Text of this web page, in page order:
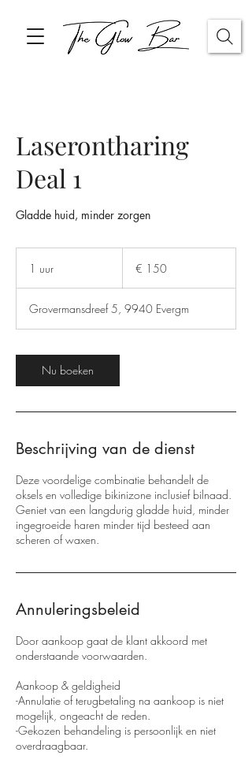
Laserontharing
Deal 1
Gladde huid, minder zorgen
1 uur € 150
Grovermansdreef 5, 9940 Evergm
Nu boeken
Beschrijving van de dienst
Deze voordelige combinatie behandelt de
oksels en volledige bikinizone inclusief bilnaad.
Geniet van een langdurig gladde huid, minder
ingegroeide haren minder tijd besteed aan
scheren of waxen.
Annuleringsbeleid
Door aankoop gaat de klant akkoord met
onderstaande voorwaarden.
Aankoop & geldigheid
-Annulatie of terugbetaling na aankoop is niet
mogelijk, ongeacht de reden.
-Gekozen behandeling is persoonlijk en niet
overdraagbaar.